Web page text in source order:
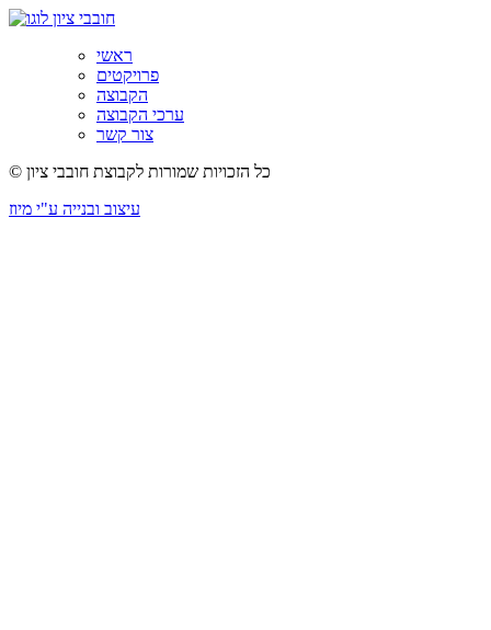
ראשי
פרויקטים
הקבוצה
ערכי הקבוצה
צור קשר
© כל הזכויות שמורות לקבוצת חובבי ציון
עיצוב ובנייה ע"י מיוז